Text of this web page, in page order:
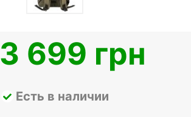
3 699 грн
Есть в наличии